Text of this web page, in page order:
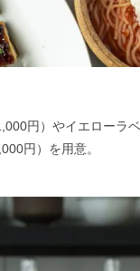
円）やイエローラ
円）を用意。